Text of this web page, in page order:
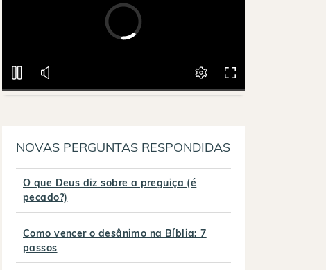
NOVAS PERGUNTAS RESPONDIDAS
O que Deus diz sobre a preguiça (é
pecado?)
Como vencer o desânimo na Bíblia: 7
passos